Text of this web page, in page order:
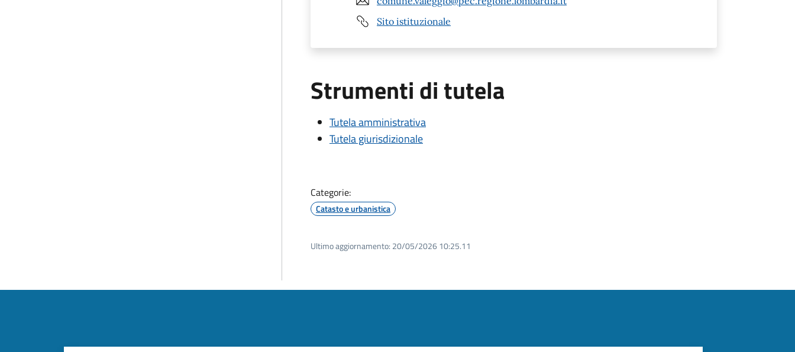
Sito istituzionale
Strumenti di tutela
Tutela amministrativa
Tutela giurisdizionale
Categorie:
Catasto e urbanistica
Ultimo aggiornamento: 20/05/2026 10:25.11